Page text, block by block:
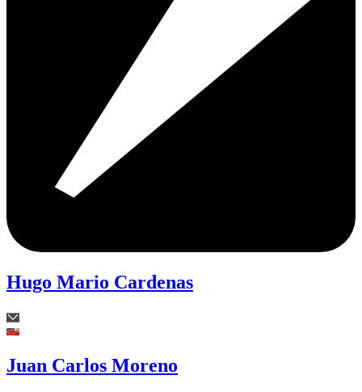
Hugo Mario Cardenas
Juan Carlos Moreno